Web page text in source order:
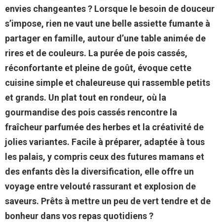
envies changeantes ? Lorsque le besoin de douceur
s’impose, rien ne vaut une belle assiette fumante à
partager en famille, autour d’une table animée de
rires et de couleurs. La purée de pois cassés,
réconfortante et pleine de goût, évoque cette
cuisine simple et chaleureuse qui rassemble petits
et grands. Un plat tout en rondeur, où la
gourmandise des pois cassés rencontre la
fraîcheur parfumée des herbes et la créativité de
jolies variantes. Facile à préparer, adaptée à tous
les palais, y compris ceux des futures mamans et
des enfants dès la diversification, elle offre un
voyage entre velouté rassurant et explosion de
saveurs. Prêts à mettre un peu de vert tendre et de
bonheur dans vos repas quotidiens ?